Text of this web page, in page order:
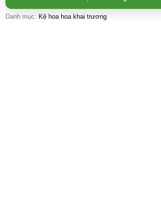
Danh mục: Kệ hoa hoa khai trương